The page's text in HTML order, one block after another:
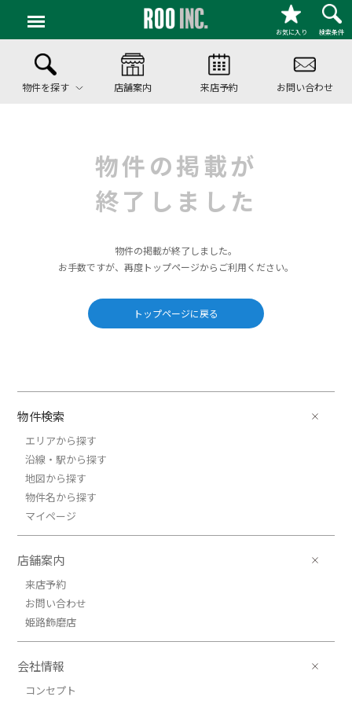
お気に入り 検索条件
物件を探す 店舗案内 来店予約 お問い合わせ
物件の掲載が
終了しました
物件の掲載が終了しました。
お手数ですが、再度トップページからご利用ください。
トップページに戻る
物件検索
エリアから探す
沿線・駅から探す
地図から探す
物件名から探す
マイページ
店舗案内
来店予約
お問い合わせ
姫路飾磨店
会社情報
コンセプト